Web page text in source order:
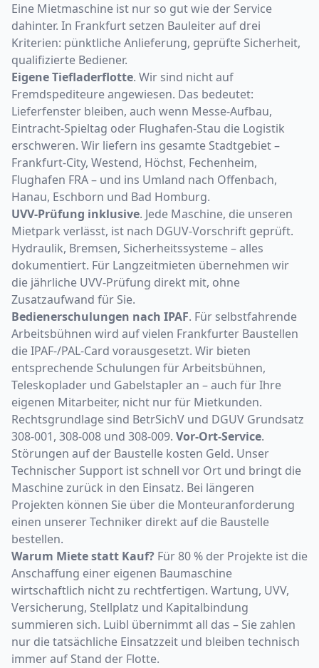
Eine Mietmaschine ist nur so gut wie der Service
dahinter. In Frankfurt setzen Bauleiter auf drei
Kriterien: pünktliche Anlieferung, geprüfte Sicherheit,
qualifizierte Bediener.
Eigene Tiefladerflotte. Wir sind nicht auf
Fremdspediteure angewiesen. Das bedeutet:
Lieferfenster bleiben, auch wenn Messe-Aufbau,
Eintracht-Spieltag oder Flughafen-Stau die Logistik
erschweren. Wir liefern ins gesamte Stadtgebiet –
Frankfurt-City, Westend, Höchst, Fechenheim,
Flughafen FRA – und ins Umland nach Offenbach,
Hanau, Eschborn und Bad Homburg.
UVV-Prüfung inklusive. Jede Maschine, die unseren
Mietpark verlässt, ist nach DGUV-Vorschrift geprüft.
Hydraulik, Bremsen, Sicherheitssysteme – alles
dokumentiert. Für Langzeitmieten übernehmen wir
die jährliche UVV-Prüfung direkt mit, ohne
Zusatzaufwand für Sie.
Bedienerschulungen nach IPAF. Für selbstfahrende
Arbeitsbühnen wird auf vielen Frankfurter Baustellen
die IPAF-/PAL-Card vorausgesetzt. Wir bieten
entsprechende Schulungen für Arbeitsbühnen,
Teleskoplader und Gabelstapler an – auch für Ihre
eigenen Mitarbeiter, nicht nur für Mietkunden.
Rechtsgrundlage sind BetrSichV und DGUV Grundsatz
308-001, 308-008 und 308-009. Vor-Ort-Service.
Störungen auf der Baustelle kosten Geld. Unser
Technischer Support ist schnell vor Ort und bringt die
Maschine zurück in den Einsatz. Bei längeren
Projekten können Sie über die Monteuranforderung
einen unserer Techniker direkt auf die Baustelle
bestellen.
Warum Miete statt Kauf? Für 80 % der Projekte ist die
Anschaffung einer eigenen Baumaschine
wirtschaftlich nicht zu rechtfertigen. Wartung, UVV,
Versicherung, Stellplatz und Kapitalbindung
summieren sich. Luibl übernimmt all das – Sie zahlen
nur die tatsächliche Einsatzzeit und bleiben technisch
immer auf Stand der Flotte.